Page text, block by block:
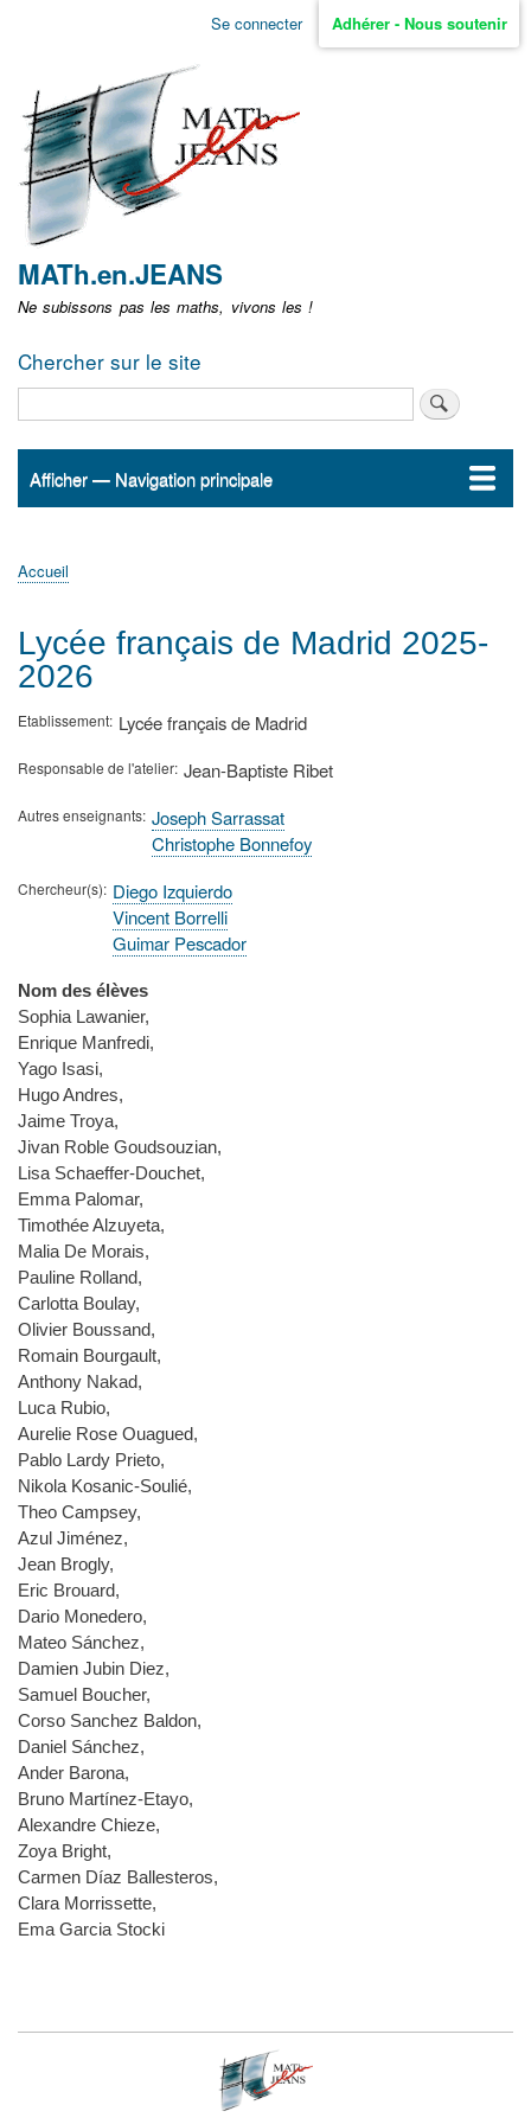
Aller
non
identifié
Se connecter Adhérer - Nous soutenir
MATh.en.JEANS
Ne subissons pas les maths, vivons les !
Chercher sur le site
Navigation
Afficher — Navigation principale
Accueil
ActualitésMATh.en.JEANS ?
Régions et Ateliers
Créer, gérer un atelier
Sujets/Publications
Congrès
d'Ariane
Accueil
Lycée français de Madrid 2025-
2026
Etablissement Lycée français de Madrid
Responsable de l'atelier Jean-Baptiste Ribet
Autres enseignants Joseph Sarrassat
Christophe Bonnefoy
Chercheur(s) Diego Izquierdo
Vincent Borrelli
Guimar Pescador
Nom des élèves
Sophia Lawanier,
Enrique Manfredi,
Yago Isasi,
Hugo Andres,
Jaime Troya,
Jivan Roble Goudsouzian,
Lisa Schaeffer-Douchet,
Emma Palomar,
Timothée Alzuyeta,
Malia De Morais,
Pauline Rolland,
Carlotta Boulay,
Olivier Boussand,
Romain Bourgault,
Anthony Nakad,
Luca Rubio,
Aurelie Rose Ouagued,
Pablo Lardy Prieto,
Nikola Kosanic-Soulié,
Theo Campsey,
Azul Jiménez,
Jean Brogly,
Eric Brouard,
Dario Monedero,
Mateo Sánchez,
Damien Jubin Diez,
Samuel Boucher,
Corso Sanchez Baldon,
Daniel Sánchez,
Ander Barona,
Bruno Martínez-Etayo,
Alexandre Chieze,
Zoya Bright,
Carmen Díaz Ballesteros,
Clara Morrissette,
Ema Garcia Stocki